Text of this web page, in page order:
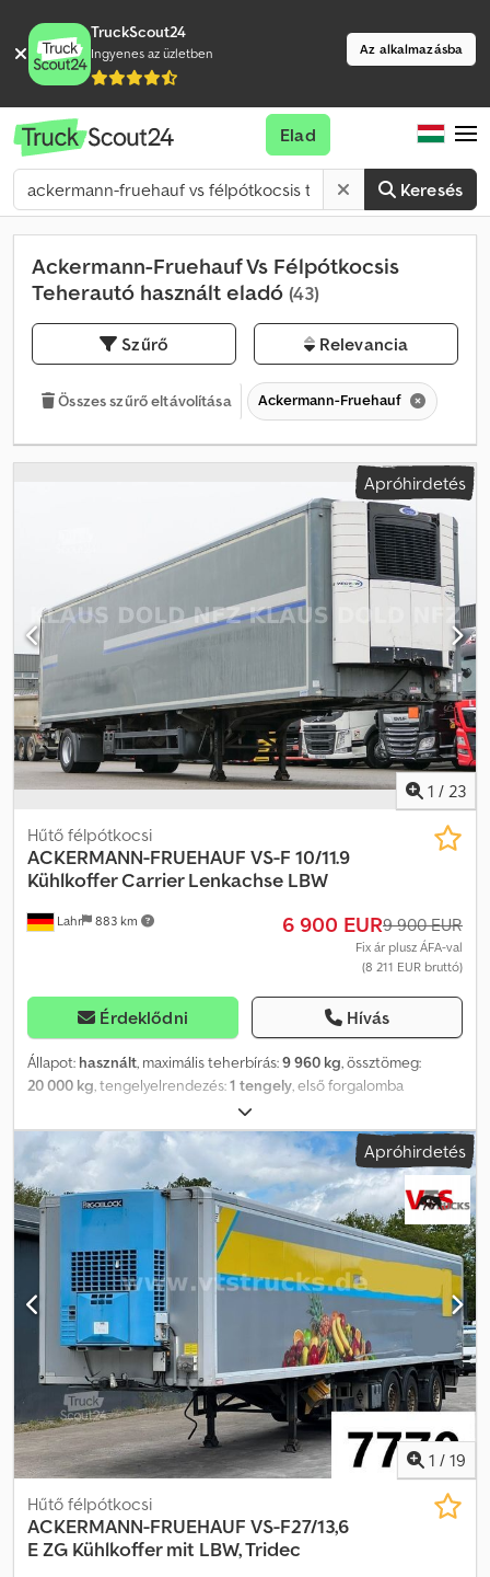
TruckScout24
Ingyenes az üzletben Az alkalmazásba
Keresés
Elad
Ackermann-Fruehauf Vs Félpótkocsis
Teherautó használt eladó (43)
Szűrő Relevancia
Összes szűrő eltávolítása Ackermann-Fruehauf
Apróhirdetés
1 / 23
Lahr 883 km
Hűtő félpótkocsi
ACKERMANN-FRUEHAUF VS-F 10/11.9
Kühlkoffer Carrier Lenkachse LBW
6 900 EUR9 900 EUR
Fix ár plusz ÁFA-val
(8 211 EUR bruttó)
Érdeklődni Hívás
Állapot: használt, maximális teherbírás:9 960 kg, össztömeg:
20 000 kg, tengelyelrendezés:1 tengely, első forgalomba
, raktér hossza:11 800 mm
2 500 mm, raktérmagasság:2 480 mm, rakodótér térfogata:73 m³,
Felszereltség: ABS
, Ackermann VS-F 10/11.9 hűtött féltrailer,
Carrier Vector 1950 Mt° hűtőegységgel, kormányzott tengellyel,
LBW Érdeklődni: 0126056 * ABS * EBS Dedpjyfyhdsfx Adxewa * 1
tengelyes, légrugós * Tárcsafékek * Kormányzott tengely *
Kopásálló padló, alumínium padló * 2 db rögzítő sín, jobbra és balra
* Belső világítás * Alvázvédő, alumínium Rakodóplatfó: Bär
Cargolift * Teherbírás: max. 2000 kg Hűtőegység: Carrier Vector
1950 Mt° Méretek (rakter/rakfelület) Raktere hossza: 11 800 mm *
Raktere szélessége: 2500 mm * Raktere magassága: 2480 mm
Gumiabroncsok: 1. tengely: 315 / 70 R 22,5, 30% légrugós /
kormányzott tengely ----Ár: 6900,- EUR + 19% ÁFA További
kérdések esetén a következő telefonszámokon kereshet
bennünket: * Beszélünk: német, angol, francia, lengyel és...?
Helyesírási hibák, tévedések és az előzetes értékesítés joga
fenntartva.
Apróhirdetés
1 / 19
Hűtő félpótkocsi
ACKERMANN-FRUEHAUF VS-F27/13,6
E ZG Kühlkoffer mit LBW, Tridec